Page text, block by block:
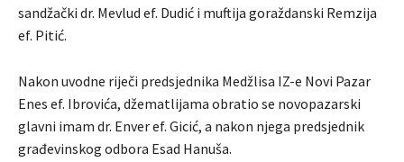
sandžački dr. Mevlud ef. Dudić i muftija goraždanski Remzija
ef. Pitić.
Nakon uvodne riječi predsjednika Medžlisa IZ-e Novi Pazar
Enes ef. Ibrovića, džematlijama obratio se novopazarski
glavni imam dr. Enver ef. Gicić, a nakon njega predsjednik
građevinskog odbora Esad Hanuša.